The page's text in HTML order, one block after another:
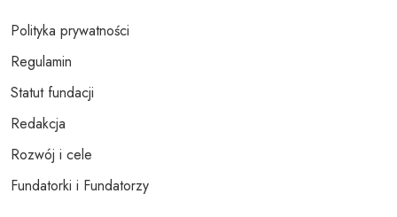
Polityka prywatności
Regulamin
Statut fundacji
Redakcja
Rozwój i cele
Fundatorki i Fundatorzy